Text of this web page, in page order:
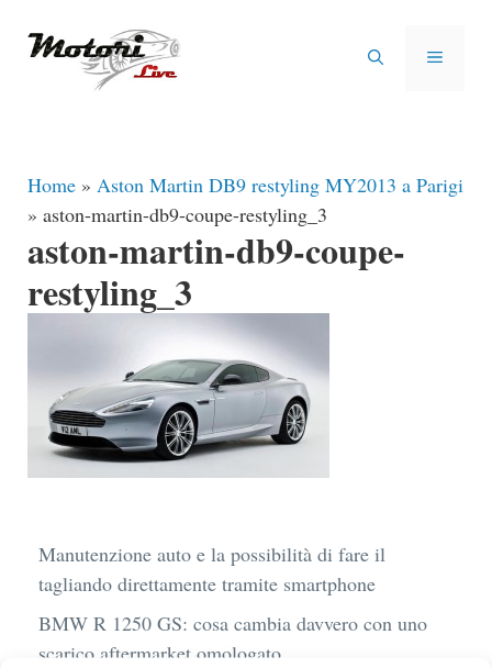
MENU
Home » Aston Martin DB9 restyling MY2013 a Parigi
» aston-martin-db9-coupe-restyling_3
aston-martin-db9-coupe-
restyling_3
Manutenzione auto e la possibilità di fare il
tagliando direttamente tramite smartphone
BMW R 1250 GS: cosa cambia davvero con uno
scarico aftermarket omologato